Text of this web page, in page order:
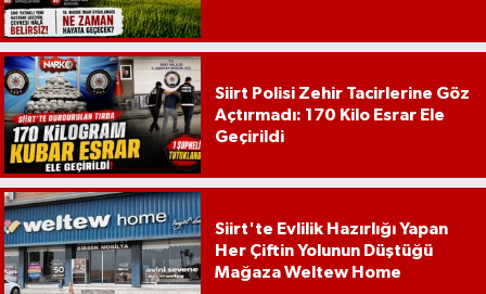
Siirt Polisi Zehir Tacirlerine Göz
Açtırmadı: 170 Kilo Esrar Ele
Geçirildi
Siirt'te Evlilik Hazırlığı Yapan
Her Çiftin Yolunun Düştüğü
Mağaza Weltew Home